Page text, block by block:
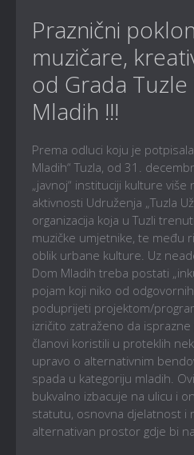
Praznični
muzičare,
od Grada Tuzle
Mladih !!!
Prema odluci koju je
Mladih“ Tuzla, od 31.
„javnoj“ instituciji kulture više
aktivnosti Udruženja „Tuzla
organizacija koja u Tuzli
muzičke umjetnike, te među
oblik urbane kulture. Uz
Dom Mladih treba postati
pojam koji niko od
poduprijeti projektom/
izričito zatraženo da
članovi koristili u proteklih
upravo o alternativnim
spada u kategoriju mladih.
bukvalno izbacuje na ulicu i
statutu, osnovna djelatnost i
alternativan prostor gdje bi